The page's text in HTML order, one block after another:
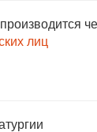
лиц